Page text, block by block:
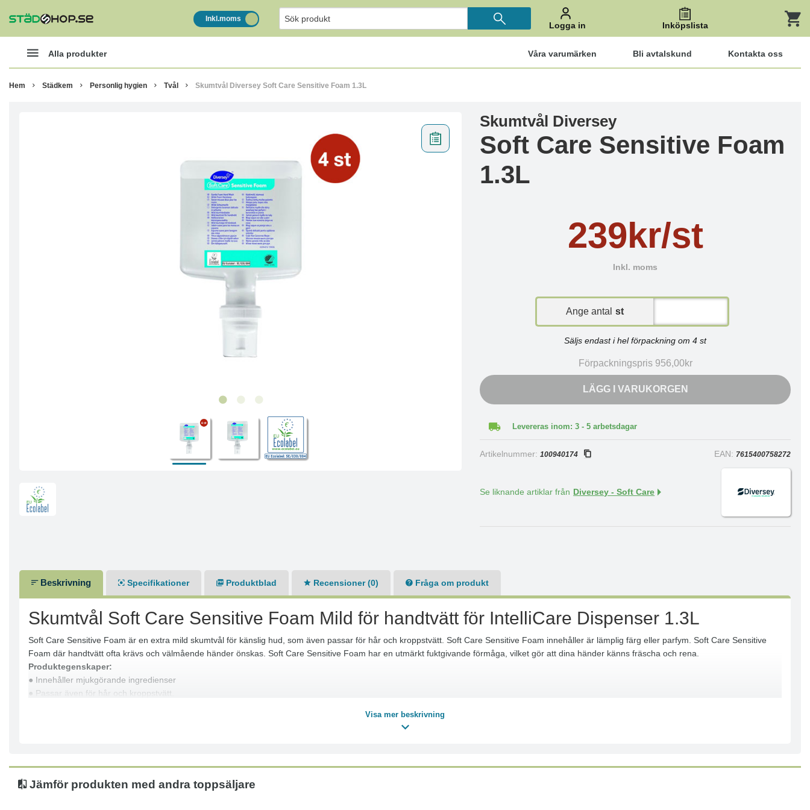
Inkl.moms
Logga in Inköpslista
Alla produkter Våra varumärken Bli avtalskund Kontakta oss
Hem Städkem Personlig hygien Tvål Skumtvål Diversey Soft Care Sensitive Foam 1.3L
Skumtvål Diversey
Soft Care Sensitive Foam
1.3L
239kr/st
Inkl. moms
Ange antal st
Säljs endast i hel förpackning om 4 st
Förpackningspris 956,00kr
LÄGG I VARUKORGEN
Levereras inom: 3 - 5 arbetsdagar
Artikelnummer:100940174 EAN: 7615400758272
Se liknande artiklar från Diversey - Soft Care
Beskrivning Specifikationer Produktblad Recensioner (0) Fråga om produkt
Skumtvål Soft Care Sensitive Foam Mild för handtvätt för IntelliCare Dispenser 1.3L
Soft Care Sensitive Foam är en extra mild skumtvål för känslig hud, som även passar för hår och kroppstvätt. Soft Care Sensitive Foam innehåller är lämplig färg eller parfym. Soft Care Sensitive
Foam där handtvätt ofta krävs och välmående händer önskas. Soft Care Sensitive Foam har en utmärkt fuktgivande förmåga, vilket gör att dina händer känns fräscha och rena.
Produktegenskaper:
● Innehåller mjukgörande ingredienser
● Passar även för hår och kroppstvätt.
● Testad för hudkompatibilitet (Patchtest)
Visa mer beskrivning
Jämför produkten med andra toppsäljare